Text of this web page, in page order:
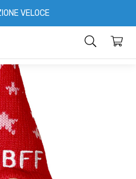
VELOCE
portafortuna
Contatti Informazioni